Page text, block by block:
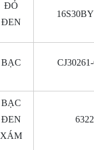
ĐỎ
ĐEN
BẠC
BẠC
ĐEN
XÁM